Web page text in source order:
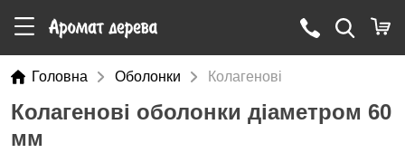
Головна Оболонки Колагенові
Колагенові оболонки діаметром 60
мм